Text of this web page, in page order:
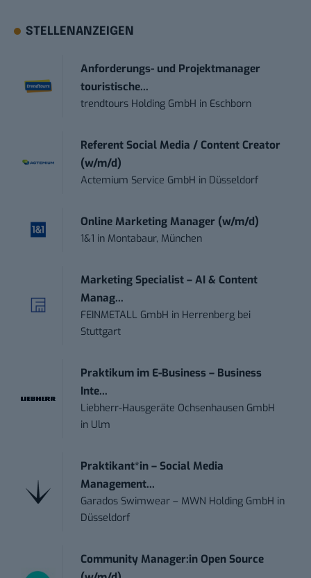
STELLENANZEIGEN
Anforderungs- und Projektmanager
touristische...
trendtours Holding GmbH in Eschborn
Referent Social Media / Content Creator
(w/m/d)
Actemium Service GmbH in Düsseldorf
Online Marketing Manager (w/m/d)
1&1 in Montabaur, München
Marketing Specialist – AI & Content
Manag...
FEINMETALL GmbH in Herrenberg bei
Stuttgart
Praktikum im E-Business – Business
Inte...
Liebherr-Hausgeräte Ochsenhausen GmbH
in Ulm
Praktikant*in – Social Media
Management...
Garados Swimwear – MWN Holding GmbH in
Düsseldorf
Community Manager:in Open Source